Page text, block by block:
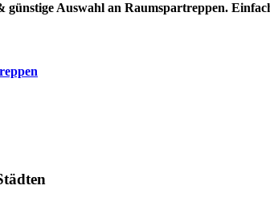
günstige Auswahl an Raumspartreppen.